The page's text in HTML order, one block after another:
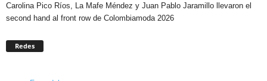
Carolina Pico Ríos, La Mafe Méndez y Juan Pablo Jaramillo llevaron el
second hand al front row de Colombiamoda 2026
Redes